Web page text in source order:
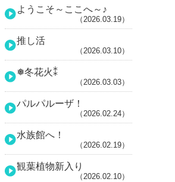
ようこそ～ここへ～♪
（2026.03.19）
推し活
（2026.03.10）
❅冬花火⁑
（2026.03.03）
パルパルーザ！
（2026.02.24）
水族館へ！
（2026.02.19）
観葉植物新入り
（2026.02.10）